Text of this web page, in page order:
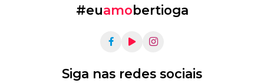
#euamobertioga
Siga nas redes sociais